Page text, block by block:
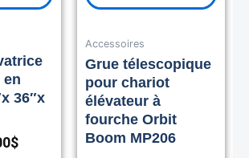
en
36″x
$
Accessoires
Grue télescopique
pour chariot
élévateur à
fourche Orbit
Boom MP206